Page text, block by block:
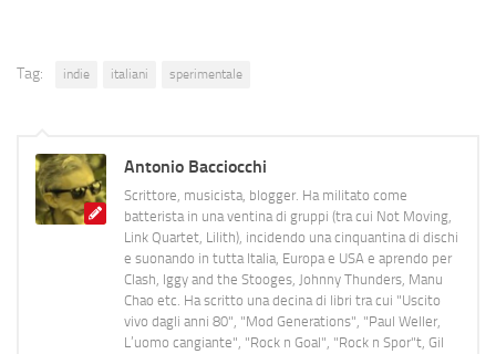
Tag: indie italiani sperimentale
Antonio Bacciocchi
Scrittore, musicista, blogger. Ha militato come
batterista in una ventina di gruppi (tra cui Not Moving,
Link Quartet, Lilith), incidendo una cinquantina di dischi
e suonando in tutta Italia, Europa e USA e aprendo per
Clash, Iggy and the Stooges, Johnny Thunders, Manu
Chao etc. Ha scritto una decina di libri tra cui "Uscito
vivo dagli anni 80", "Mod Generations", "Paul Weller,
L’uomo cangiante", "Rock n Goal", "Rock n Spor"t, Gil